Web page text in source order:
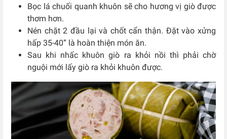
Bọc lá chuối quanh khuôn sẽ cho hương vị giò được
thơm hơn.
Nén chặt 2 đầu lại và chốt cẩn thận. Đặt vào xửng
hấp 35-40” là hoàn thiện món ăn.
Sau khi nhấc khuôn giò ra khỏi nồi thì phải chờ
nguội mới lấy giò ra khỏi khuôn được.